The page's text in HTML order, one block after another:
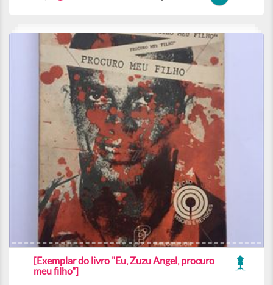
[Exemplar do livro "Eu, Zuzu Angel, procuro
meu filho"]